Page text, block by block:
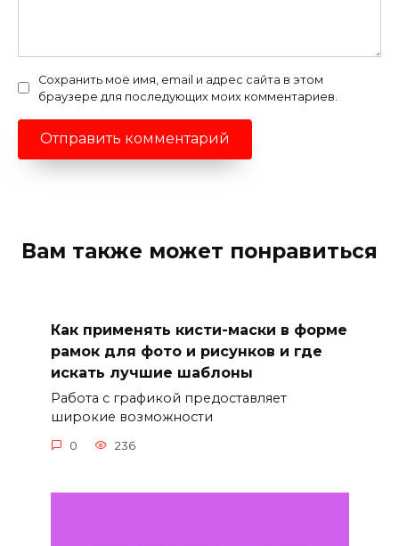
Сохранить моё имя, email и адрес сайта в этом
браузере для последующих моих комментариев.
Вам также может понравиться
Как применять кисти-маски в форме
рамок для фото и рисунков и где
искать лучшие шаблоны
Работа с графикой предоставляет
широкие возможности
0 236